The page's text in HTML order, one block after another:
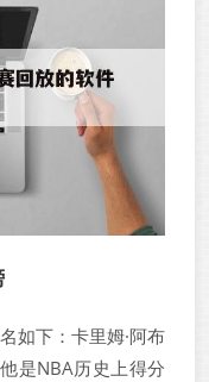
如下：卡里姆·阿布
是NBA历史上得分